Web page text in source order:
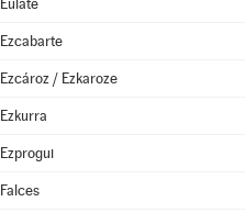
Eulate
Ezcabarte
Ezcároz / Ezkaroze
Ezkurra
Ezprogui
Falces